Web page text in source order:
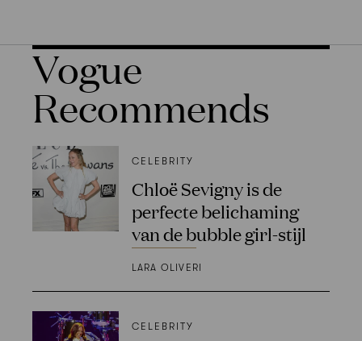
Vogue
Recommends
CELEBRITY
Chloë Sevigny is de
perfecte belichaming
van de bubble girl-stijl
LARA OLIVERI
CELEBRITY